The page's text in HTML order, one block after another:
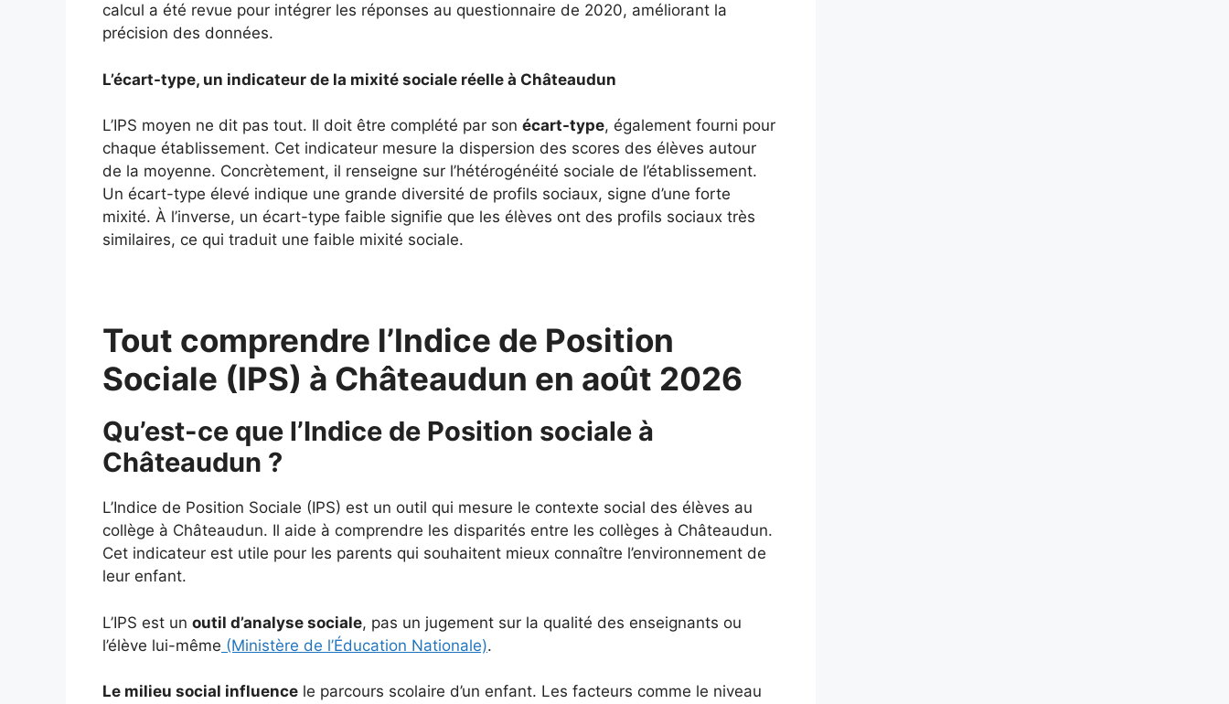
calcul a été revue pour intégrer les réponses au questionnaire de 2020, améliorant la
précision des données.
L’écart-type, un indicateur de la mixité sociale réelle à Châteaudun
L’IPS moyen ne dit pas tout. Il doit être complété par son écart-type, également fourni pour
chaque établissement. Cet indicateur mesure la dispersion des scores des élèves autour
de la moyenne. Concrètement, il renseigne sur l’hétérogénéité sociale de l’établissement.
Un écart-type élevé indique une grande diversité de profils sociaux, signe d’une forte
mixité. À l’inverse, un écart-type faible signifie que les élèves ont des profils sociaux très
similaires, ce qui traduit une faible mixité sociale.
Tout comprendre l’Indice de Position
Sociale (IPS) à Châteaudun en août 2026
Qu’est-ce que l’Indice de Position sociale à
Châteaudun ?
L’Indice de Position Sociale (IPS) est un outil qui mesure le contexte social des élèves au
collège à Châteaudun. Il aide à comprendre les disparités entre les collèges à Châteaudun.
Cet indicateur est utile pour les parents qui souhaitent mieux connaître l’environnement de
leur enfant.
L’IPS est un outil d’analyse sociale, pas un jugement sur la qualité des enseignants ou
l’élève lui-même (Ministère de l’Éducation Nationale).
Le milieu social influence le parcours scolaire d’un enfant. Les facteurs comme le niveau